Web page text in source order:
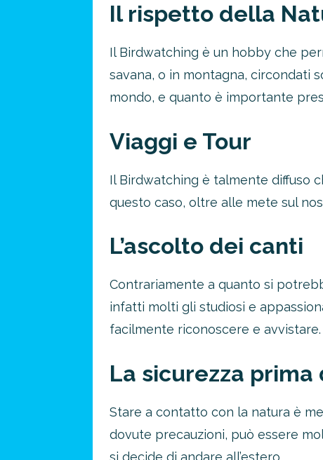
Il rispetto della
Il Birdwatching è un hobby che
savana, o in montagna, circondati
mondo, e quanto è importante
Viaggi e Tour
Il Birdwatching è talmente diffuso
questo caso, oltre alle mete sul
L’ascolto dei canti
Contrariamente a quanto si
infatti molti gli studiosi e
facilmente riconoscere e avvistare.
La sicurezza
Stare a contatto con la natura è
dovute precauzioni, può essere
si decide di andare all’estero.